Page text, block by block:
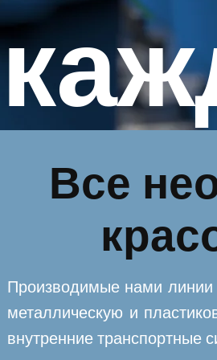
Все
Производимые нами линии
металлическую и
внутренние транспортные